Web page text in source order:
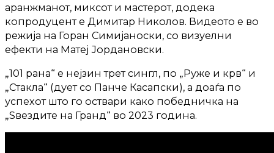
аранжманот, миксот и мастерот, додека
копродуцент е Димитар Николов. Видеото е во
режија на Горан Симијаноски, со визуелни
ефекти на Матеј Јордановски.
„101 рана“ е нејзин трет сингл, по „Руже и крв“ и
„Стакла“ (дует со Панче Касапски), а доаѓа по
успехот што го оствари како победничка на
„Ѕвездите на Гранд“ во 2023 година.